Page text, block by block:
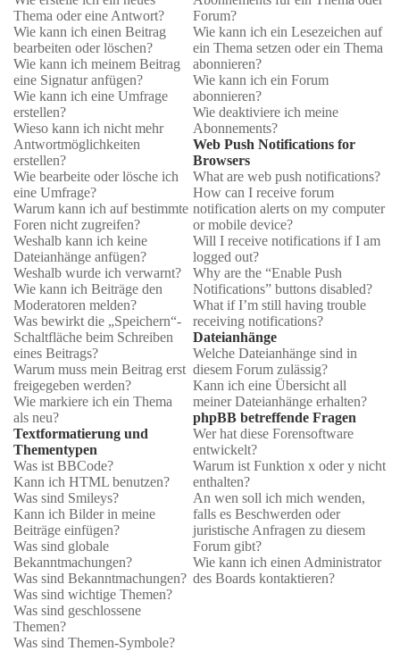
Thema oder eine Antwort?
Wie kann ich einen Beitrag
bearbeiten oder löschen?
Wie kann ich meinem Beitrag
eine Signatur anfügen?
Wie kann ich eine Umfrage
erstellen?
Wieso kann ich nicht mehr
Antwortmöglichkeiten
erstellen?
Wie bearbeite oder lösche ich
eine Umfrage?
Warum kann ich auf bestimmte
Foren nicht zugreifen?
Weshalb kann ich keine
Dateianhänge anfügen?
Weshalb wurde ich verwarnt?
Wie kann ich Beiträge den
Moderatoren melden?
Was bewirkt die „Speichern“-
Schaltfläche beim Schreiben
eines Beitrags?
Warum muss mein Beitrag erst
freigegeben werden?
Wie markiere ich ein Thema
als neu?
Textformatierung und
Thementypen
Was ist BBCode?
Kann ich HTML benutzen?
Was sind Smileys?
Kann ich Bilder in meine
Beiträge einfügen?
Was sind globale
Bekanntmachungen?
Was sind Bekanntmachungen?
Was sind wichtige Themen?
Was sind geschlossene
Themen?
Was sind Themen-Symbole?
Forum?
Wie kann ich ein Lesezeichen auf
ein Thema setzen oder ein Thema
abonnieren?
Wie kann ich ein Forum
abonnieren?
Wie deaktiviere ich meine
Abonnements?
Web Push Notifications for
Browsers
What are web push notifications?
How can I receive forum
notification alerts on my computer
or mobile device?
Will I receive notifications if I am
logged out?
Why are the “Enable Push
Notifications” buttons disabled?
What if I’m still having trouble
receiving notifications?
Dateianhänge
Welche Dateianhänge sind in
diesem Forum zulässig?
Kann ich eine Übersicht all
meiner Dateianhänge erhalten?
phpBB betreffende Fragen
Wer hat diese Forensoftware
entwickelt?
Warum ist Funktion x oder y nicht
enthalten?
An wen soll ich mich wenden,
falls es Beschwerden oder
juristische Anfragen zu diesem
Forum gibt?
Wie kann ich einen Administrator
des Boards kontaktieren?